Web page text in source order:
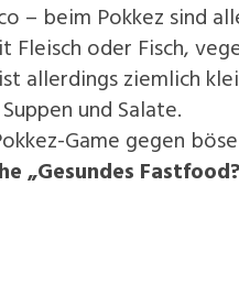
– beim Pokkez sind
Fleisch oder Fisch,
allerdings ziemlich
und Salate.
Game gegen
„Gesundes